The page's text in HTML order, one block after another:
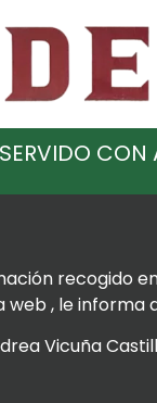
SERVIDO CON
recogido
web , le informa
Vicuña